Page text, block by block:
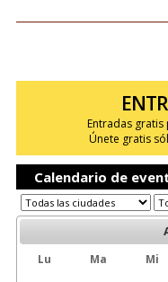
Entradas
Únete gratis
Calendario de
Lu Ma Mi